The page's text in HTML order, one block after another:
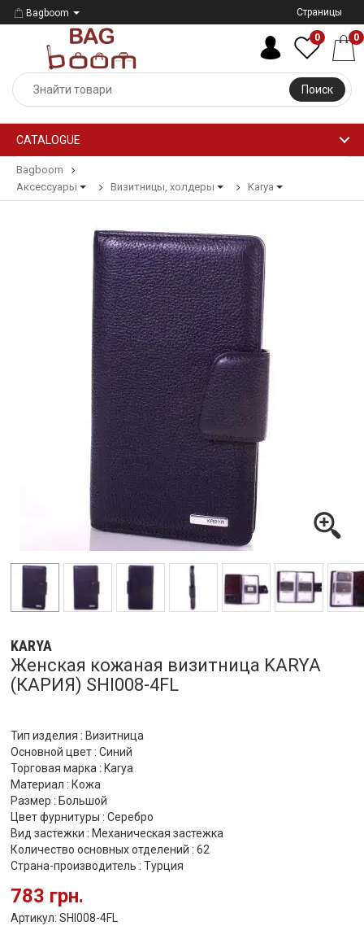
Bagboom Страницы
Поиск
0 0
CATALOGUE
Bagboom
Аксессуары
Визитницы, холдеры Karya
KARYA
Женская кожаная визитница KARYA
(КАРИЯ) SHI008-4FL
Тип изделия : Визитница
Основной цвет : Синий
Торговая марка : Karya
Материал : Кожа
Размер : Большой
Цвет фурнитуры : Серебро
Вид застежки : Механическая застежка
Количество основных отделений : 62
Страна-производитель : Турция
783 грн.
Артикул: SHI008-4FL